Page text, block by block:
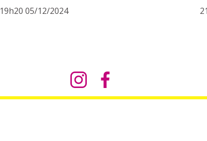
19h20 05/12/2024